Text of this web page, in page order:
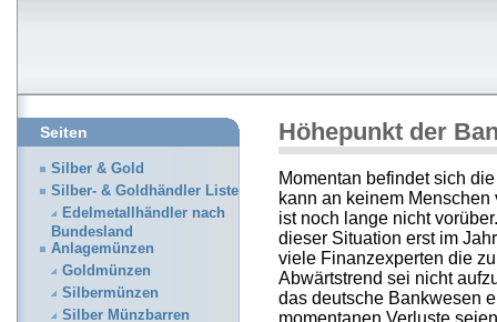
Höhepunkt der
Momentan befindet sich
kann an keinem
ist noch lange nicht
dieser Situation erst im
viele Finanzexperten die
Abwärtstrend sei nicht
das deutsche Bankwesen
momentanen Verluste
Seiten
Silber & Gold
Silber- & Goldhändler Liste
Edelmetallhändler nach
Bundesland
Anlagemünzen
Goldmünzen
Silbermünzen
Silber Münzbarren